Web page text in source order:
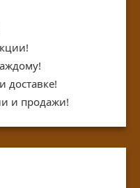
доставке!
и продажи!